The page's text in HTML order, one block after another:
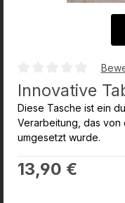
Durchschnittliche
Innovative
Diese Tasche ist ein
Verarbeitung, das von
umgesetzt wurde.
Regulärer Preis:
13,90 €